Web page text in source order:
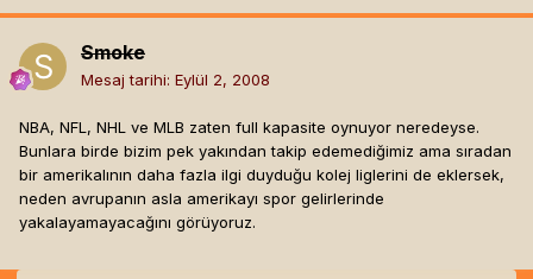
Smoke
Mesaj tarihi: Eylül 2, 2008
NBA, NFL, NHL ve MLB zaten full kapasite oynuyor neredeyse.
Bunlara birde bizim pek yakından takip edemediğimiz ama sıradan
bir amerikalının daha fazla ilgi duyduğu kolej liglerini de eklersek,
neden avrupanın asla amerikayı spor gelirlerinde
yakalayamayacağını görüyoruz.